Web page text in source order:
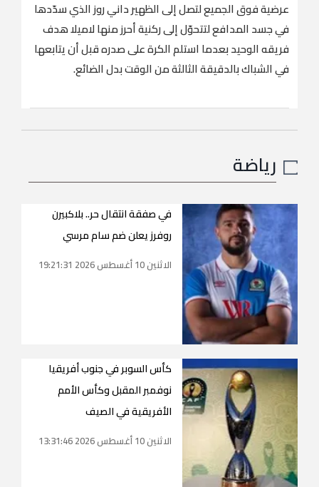
عرضية فوق الجميع لتصل إلى الظهير داني روز الذي سدّدها
في جسد المدافع لتتحوّل إلى ركنية أحرز منها لاميلا هدف
فريقه الوحيد بعدما استلم الكرة على صدره قبل أن يتابعها
في الشباك بالدقيقة الثالثة من الوقت بدل الضائع.
رياضة
في صفقة انتقال حر.. بلاكبيرن
روفرز يعلن ضم سام مرسي
الاثنين 10 أغسطس 2026 19:21:31
كأس السوبر في جنوب أفريقيا
نوفمبر المقبل وكأس الأمم
الأفريقية في الصيف
الاثنين 10 أغسطس 2026 13:31:46